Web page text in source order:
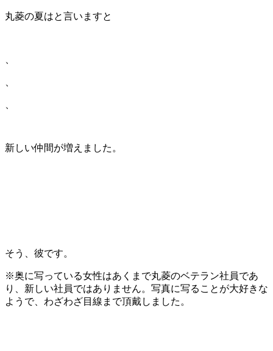
丸菱の夏はと言いますと
新しい仲間が増えました。
そう、彼です。
※奥に写っている女性はあくまで丸菱のベテラン社員であ
り、新しい社員ではありません。写真に写ることが大好きな
ようで、わざわざ目線まで頂戴しました。